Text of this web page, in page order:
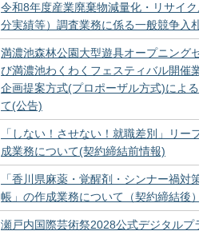
令和8年度産業廃棄物減量化・リサイク
分実績等）調査業務に係る一般競争入札
満濃池森林公園大型遊具オープニングセ
び満濃池わくわくフェスティバル開催業
企画提案方式(プロポーザル方式)による
て(公告)
「しない！させない！就職差別」リーフ
成業務について(契約締結前情報)
「香川県麻薬・覚醒剤・シンナー禍対策
帳」の作成業務について（契約締結後）
瀬戸内国際芸術祭2028公式デジタルプ